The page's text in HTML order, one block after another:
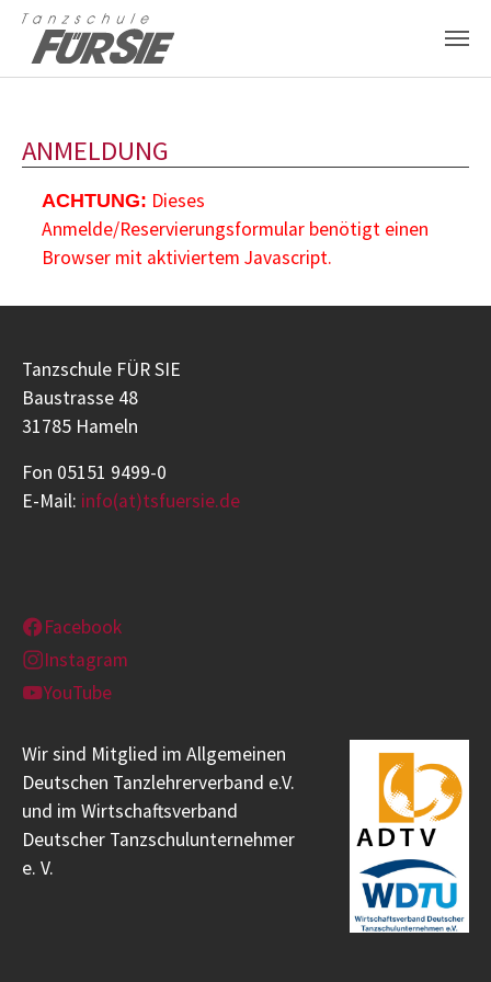
ANMELDUNG
ACHTUNG: Dieses
Anmelde/Reservierungsformular benötigt einen
Browser mit aktiviertem Javascript.
Tanzschule FÜR SIE
Baustrasse 48
31785 Hameln
Fon 05151 9499-0
E-Mail: info(at)tsfuersie.de
Facebook
Instagram
YouTube
Wir sind Mitglied im Allgemeinen
Deutschen Tanzlehrerverband e.V.
und im Wirtschaftsverband
Deutscher Tanzschulunternehmer
e. V.